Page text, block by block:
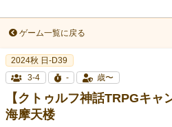
ゲーム一覧に戻る
2024秋 日-D39
3-4
- 歳〜
【クトゥルフ神話TRPGキ
海摩天楼